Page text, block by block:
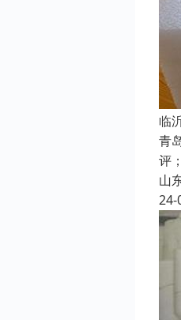
临
青
评
山
24-